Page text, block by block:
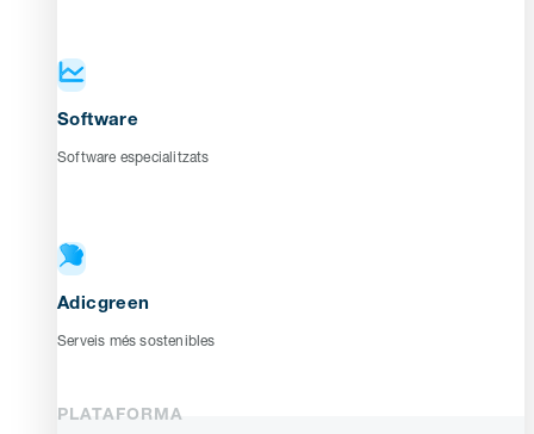
Software
Software especialitzats
Adicgreen
Serveis més sostenibles
PLATAFORMA